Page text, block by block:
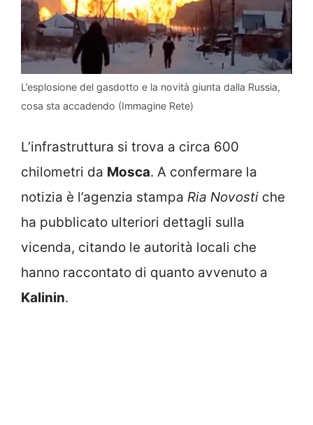
L’esplosione del gasdotto e la novità giunta dalla Russia,
cosa sta accadendo (Immagine Rete)
L’infrastruttura si trova a circa 600
chilometri da Mosca. A confermare la
notizia è l’agenzia stampa Ria Novosti che
ha pubblicato ulteriori dettagli sulla
vicenda, citando le autorità locali che
hanno raccontato di quanto avvenuto a
Kalinin.